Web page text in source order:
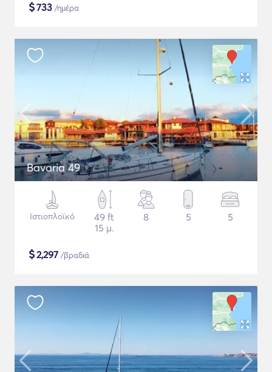
$733 /ημέρα
Bavaria 49
Ιστιοπλοϊκό
49 ft
15 μ.
8 5 5
$2,297 /βραδιά